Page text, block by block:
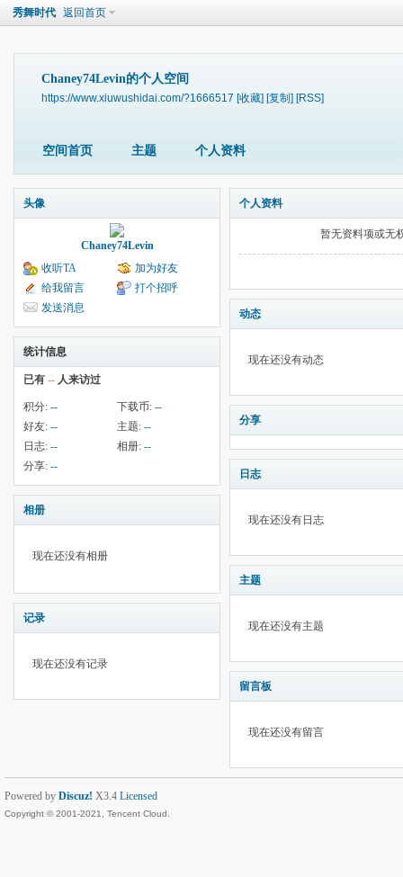
秀舞时代 返回首页
Chaney74Levin的个人空间
https://www.xiuwushidai.com/?1666517 [收藏] [复制] [RSS]
空间首页 主题 个人资料
头像
Chaney74Levin
收听TA
加为好友
给我留言
打个招呼
发送消息
统计信息
已有 -- 人来访过
积分: -- 下载币: --
好友: -- 主题: --
日志: -- 相册: --
分享: --
相册
现在还没有相册
记录
现在还没有记录
个人资料
暂无资料项或无
动态
现在还没有动态
分享
日志
现在还没有日志
主题
现在还没有主题
留言板
现在还没有留言
Powered by Discuz! X3.4 Licensed
Copyright © 2001-2021, Tencent Cloud.